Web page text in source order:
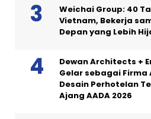
Weichai Group: 40
Vietnam, Bekerja
Depan yang Lebih
Dewan Architects +
Gelar sebagai
Desain Perhotelan
Ajang AADA 2026